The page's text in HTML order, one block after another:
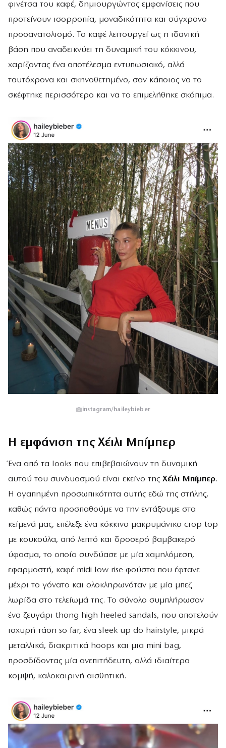
φινέτσα του καφέ, δημιουργώντας εμφανίσεις που
προτείνουν ισορροπία, μοναδικότητα και σύγχρονο
προσανατολισμό. Το καφέ λειτουργεί ως η ιδανική
βάση που αναδεικνύει τη δυναμική του κόκκινου,
χαρίζοντας ένα αποτέλεσμα εντυπωσιακό, αλλά
ταυτόχρονα και σκηνοθετημένο, σαν κάποιος να το
σκέφτηκε περισσότερο και να το επιμελήθηκε σκόπιμα.
instagram/haileybieber
Η εμφάνιση της Χέιλι Μπίμπερ
Ένα από τα looks που επιβεβαιώνουν τη δυναμική
αυτού του συνδυασμού είναι εκείνο της Χέιλι Μπίμπερ.
Η αγαπημένη προσωπικότητα αυτής εδώ της στήλης,
καθώς πάντα προσπαθούμε να την εντάξουμε στα
κείμενά μας, επέλεξε ένα κόκκινο μακρυμάνικο crop top
με κουκούλα, από λεπτό και δροσερό βαμβακερό
ύφασμα, το οποίο συνδύασε με μία χαμηλόμεση,
εφαρμοστή, καφέ midi low rise φούστα που έφτανε
μέχρι το γόνατο και ολοκληρωνόταν με μία μπεζ
λωρίδα στο τελείωμά της. Το σύνολο συμπλήρωσαν
ένα ζευγάρι thong high heeled sandals, που αποτελούν
ισχυρή τάση so far, ένα sleek up do hairstyle, μικρά
μεταλλικά, διακριτικά hoops και μια mini bag,
προσδίδοντας μία ανεπιτήδευτη, αλλά ιδιαίτερα
κομψή, καλοκαιρινή αισθητική.